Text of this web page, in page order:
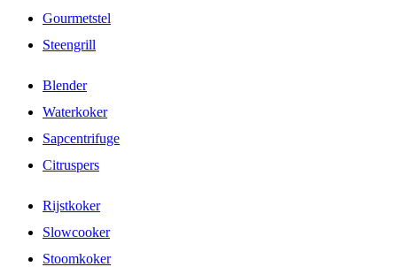
Gourmetstel
Steengrill
Blender
Waterkoker
Sapcentrifuge
Citruspers
Rijstkoker
Slowcooker
Stoomkoker